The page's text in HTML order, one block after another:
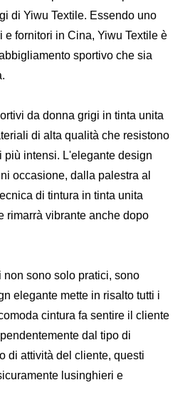
di Yiwu Textile. Essendo uno
e fornitori in Cina, Yiwu Textile è
sportivo che sia
da donna grigi in tinta unita
di alta qualità che resistono
più intensi. L'elegante design
occasione, dalla palestra al
di tintura in tinta unita
rimarrà vibrante anche dopo
non sono solo pratici, sono
elegante mette in risalto tutti i
cintura fa sentire il cliente
dal tipo di
di attività del cliente, questi
lusinghieri e